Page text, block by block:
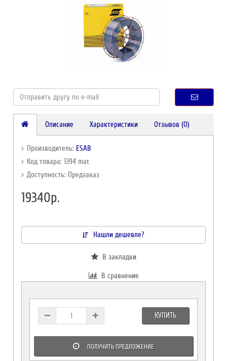
Описание Характеристики Отзывов (0)
Производитель: ESAB
Код товара: 1394 mat
Доступность: Предзаказ
19340р.
Нашли дешевле?
В закладки
В сравнение
КУПИТЬ
ПОЛУЧИТЬ ПРЕДЛОЖЕНИЕ